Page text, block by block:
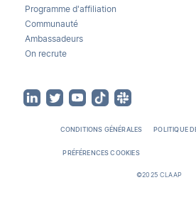
Programme d'affiliation
Communauté
Ambassadeurs
On recrute
CONDITIONS GÉNÉRALES POLITIQUE
PRÉFÉRENCES COOKIES
©2025 CLAAP